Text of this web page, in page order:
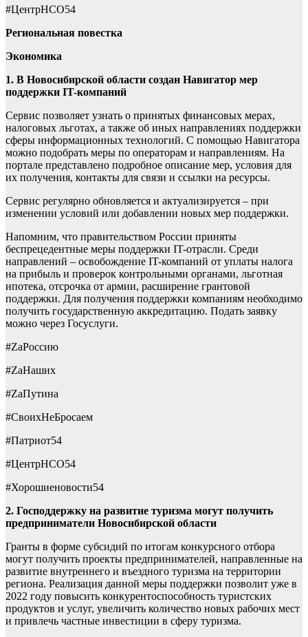
#ЦентрНСО54
Региональная повестка
Экономика
1. В Новосибирской области создан Навигатор мер
поддержки IT-компаний
Сервис позволяет узнать о принятых финансовых мерах,
налоговых льготах, а также об иных направлениях поддержки
сферы информационных технологий. С помощью Навигатора
можно подобрать меры по операторам и направлениям. На
портале представлено подробное описание мер, условия для
их получения, контакты для связи и ссылки на ресурсы.
Сервис регулярно обновляется и актуализируется – при
изменении условий или добавлении новых мер поддержки.
Напомним, что правительством России приняты
беспрецедентные меры поддержки IT-отрасли. Среди
направлений – освобождение IT-компаний от уплаты налога
на прибыль и проверок контрольными органами, льготная
ипотека, отсрочка от армии, расширение грантовой
поддержки. Для получения поддержки компаниям необходимо
получить государственную аккредитацию. Подать заявку
можно через Госуслуги.
#ZаРоссию
#ZаНаших
#ZаПутина
#СвоихНеБросаем
#Патриот54
#ЦентрНСО54
#Хорошиеновости54
2. Господдержку на развитие туризма могут получить
предприниматели Новосибирской области
Гранты в форме субсидий по итогам конкурсного отбора
могут получить проекты предпринимателей, направленные на
развитие внутреннего и въездного туризма на территории
региона. Реализация данной меры поддержки позволит уже в
2022 году повысить конкурентоспособность туристских
продуктов и услуг, увеличить количество новых рабочих мест
и привлечь частные инвестиции в сферу туризма.